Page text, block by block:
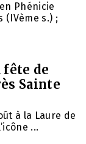
Phénicie
(IVème s.) ;
fête de
Sainte
à la Laure de
...